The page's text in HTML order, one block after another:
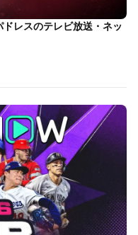
レスのテレビ放送・ネッ